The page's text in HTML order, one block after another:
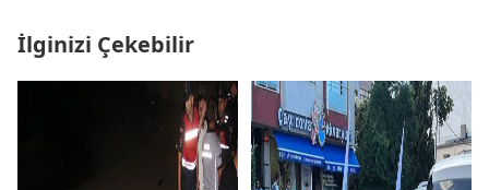
İlginizi Çekebilir